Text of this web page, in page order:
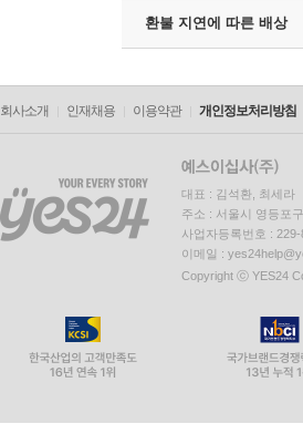
지금 당장 박차고 일어
--- p.280
새벽은 내게 와서 길을
다. 자신이 경험했고 깨
--- p.288
발견되지 않았을 뿐이
--- p.296
환불 지연에 따른 배상
회사소개 인재채용 이용약관 개인정보처리방침
대표 : 김석환, 최세라
주소 : 서울시 영등포
사업자등록번호 :
이메일 :
Copyright ⓒ YES24